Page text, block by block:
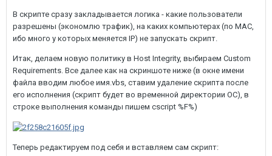
В скрипте сразу закладывается логика - какие пользователи
разрешены (экономлю трафик), на каких компьютерах (по MAC,
ибо много у которых меняется IP) не запускать скрипт.
Итак, делаем новую политику в Host Integrity, выбираем Custom
Requirements. Все далее как на скриншоте ниже (в окне имени
файла вводим любое имя.vbs, ставим удаление скрипта после
его исполнения (скрипт будет во временной директории ОС), в
строке выполнения команды пишем cscript %F%)
Теперь редактируем под себя и вставляем сам скрипт: